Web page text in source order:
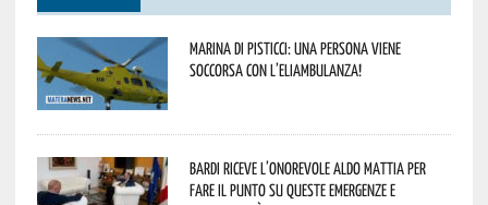
Marina di Pisticci: una persona viene
soccorsa con l’eliambulanza!
Bardi riceve l’onorevole Aldo Mattia per
fare il punto su queste emergenze e